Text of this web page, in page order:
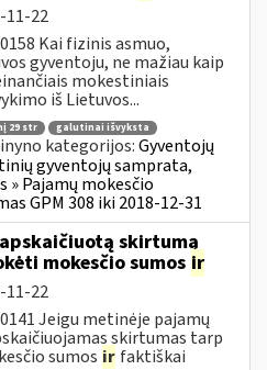
11-22
Kai fizinis asmuo,
gyventoju, ne mažiau kaip
mokestiniais
iš Lietuvos...
29 str
galutinai išvyksta
kategorijos:Gyventojų
gyventojų samprata,
» Pajamų mokesčio
GPM 308 iki 2018-12-31
skirtumą
mokesčio sumos ir
11-22
Jeigu metinėje pajamų
skirtumas tarp
sumos ir faktiškai